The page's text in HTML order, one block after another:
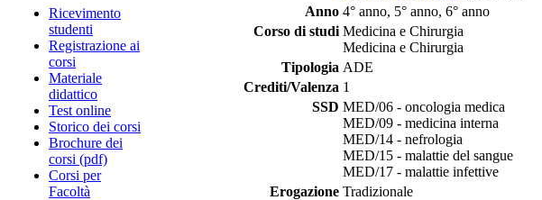
Ricevimento
studenti
Registrazione ai
corsi
Materiale
didattico
Test online
Storico dei corsi
Brochure dei
corsi (pdf)
Corsi per
Facoltà
Anno 4° anno, 5° anno, 6° anno
Corso di studi Medicina e Chirurgia
Medicina e Chirurgia
Tipologia ADE
Crediti/Valenza 1
SSD MED/06 - oncologia medica
MED/09 - medicina interna
MED/14 - nefrologia
MED/15 - malattie del sangue
MED/17 - malattie infettive
Erogazione Tradizionale